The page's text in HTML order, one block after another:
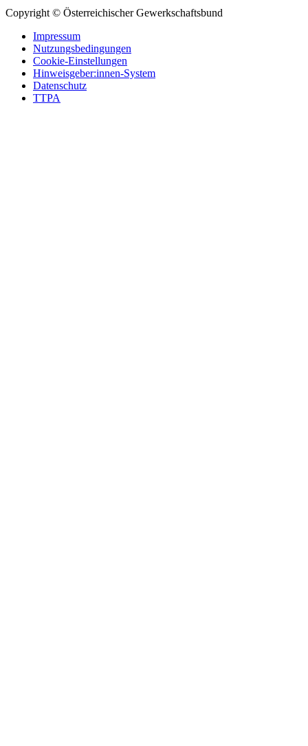
Copyright © Österreichischer Gewerkschaftsbund
Impressum
Nutzungsbedingungen
Cookie-Einstellungen
Hinweisgeber:innen-System
Datenschutz
TTPA